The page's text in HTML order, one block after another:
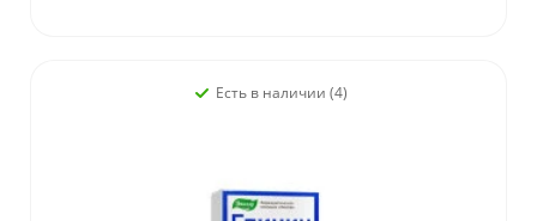
Есть в наличии (4)